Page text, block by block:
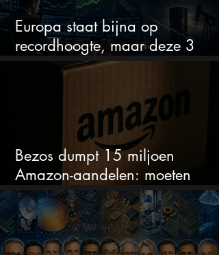
Europa staat bijna op
recordhoogte, maar deze 3
sectoren vallen nu op
Bezos dumpt 15 miljoen
Amazon-aandelen: moeten
beleggers zich zorgen maken?